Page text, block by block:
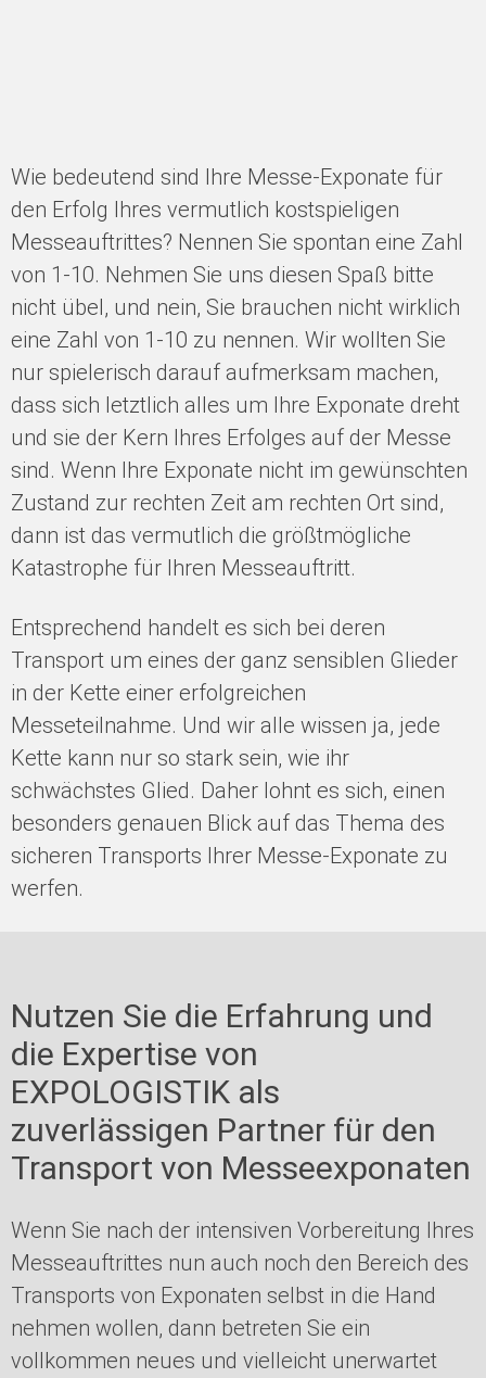
Wie bedeutend sind Ihre Messe-Exponate für
den Erfolg Ihres vermutlich kostspieligen
Messeauftrittes? Nennen Sie spontan eine Zahl
von 1-10. Nehmen Sie uns diesen Spaß bitte
nicht übel, und nein, Sie brauchen nicht wirklich
eine Zahl von 1-10 zu nennen. Wir wollten Sie
nur spielerisch darauf aufmerksam machen,
dass sich letztlich alles um Ihre Exponate dreht
und sie der Kern Ihres Erfolges auf der Messe
sind. Wenn Ihre Exponate nicht im gewünschten
Zustand zur rechten Zeit am rechten Ort sind,
dann ist das vermutlich die größtmögliche
Katastrophe für Ihren Messeauftritt.
Entsprechend handelt es sich bei deren
Transport um eines der ganz sensiblen Glieder
in der Kette einer erfolgreichen
Messeteilnahme. Und wir alle wissen ja, jede
Kette kann nur so stark sein, wie ihr
schwächstes Glied. Daher lohnt es sich, einen
besonders genauen Blick auf das Thema des
sicheren Transports Ihrer Messe-Exponate zu
werfen.
Nutzen Sie die Erfahrung und
die Expertise von
EXPOLOGISTIK als
zuverlässigen Partner für den
Transport von Messeexponaten
Wenn Sie nach der intensiven Vorbereitung Ihres
Messeauftrittes nun auch noch den Bereich des
Transports von Exponaten selbst in die Hand
nehmen wollen, dann betreten Sie ein
vollkommen neues und vielleicht unerwartet